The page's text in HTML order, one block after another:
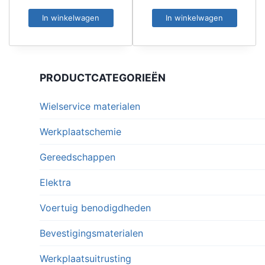
In winkelwagen In winkelwagen
PRODUCTCATEGORIEËN
Wielservice materialen
Werkplaatschemie
Gereedschappen
Elektra
Voertuig benodigdheden
Bevestigingsmaterialen
Werkplaatsuitrusting